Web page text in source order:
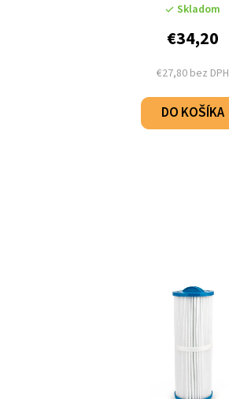
Skladom
€27,80 bez DPH
€34,20
DO KOŠÍKA